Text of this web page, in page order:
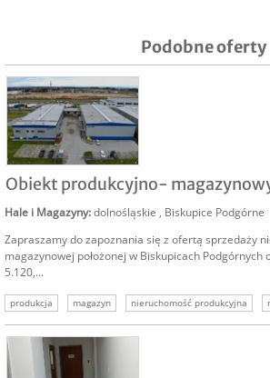
Podobne oferty
Obiekt produkcyjno-
Hale i Magazyny:dolnośląskie , Biskupice Podgórne
Zapraszamy do zapoznania się z ofertą sprzedaży
magazynowej położonej w Biskupicach Podgórnych
5.120,...
produkcja magazyn nieruchomość produkcyjna
nieruchomość komercyjna
hale i magazyny